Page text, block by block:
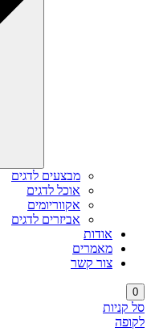
מבצעים לדגים
אוכל לדגים
אקווריומים
אביזרים לדגים
אודות
מאמרים
צור קשר
0
סל קניות
לקופה